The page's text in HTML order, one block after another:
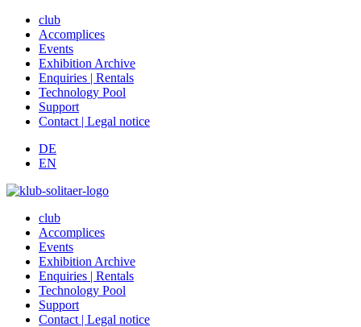
club
Accomplices
Events
Exhibition Archive
Enquiries | Rentals
Technology Pool
Support
Contact | Legal notice
DE
EN
club
Accomplices
Events
Exhibition Archive
Enquiries | Rentals
Technology Pool
Support
Contact | Legal notice